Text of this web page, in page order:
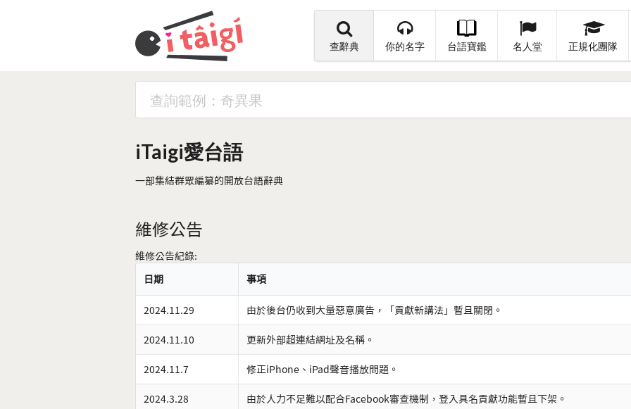
查辭典 你的名字 台語寶鑑 名人堂 正規化團隊
iTaigi愛台語
一部集結群眾編纂的開放台語辭典
維修公告
維修公告紀錄:
日期
事項
2024.11.29 由於後台仍收到大量惡意廣告，「貢獻新講法」暫且關閉。
2024.11.10 更新外部超連結網址及名稱。
2024.11.7 修正iPhone、iPad聲音播放問題。
2024.3.28 由於人力不足難以配合Facebook審查機制，登入具名貢獻功能暫且下架。